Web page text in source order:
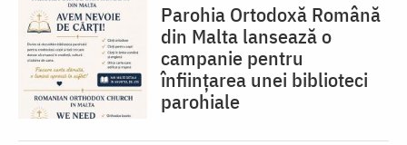
Parohia Ortodoxă Română
din Malta lansează o
campanie pentru
înființarea unei biblioteci
parohiale